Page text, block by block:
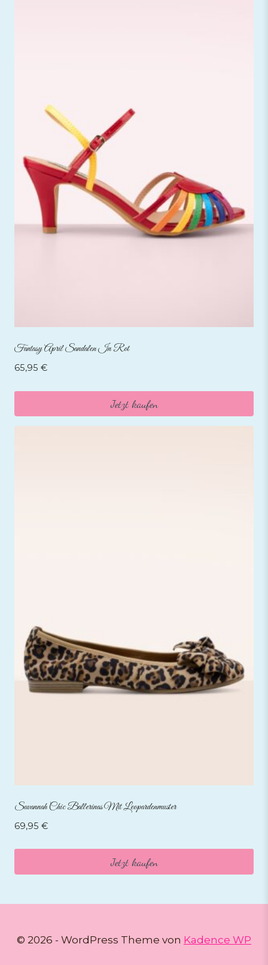
Fantasy April Sandalen In Rot
65,95 €
Jetzt kaufen
Savannah Chic Ballerinas Mit Leopardenmuster
69,95 €
Jetzt kaufen
© 2026 - WordPress Theme von Kadence WP